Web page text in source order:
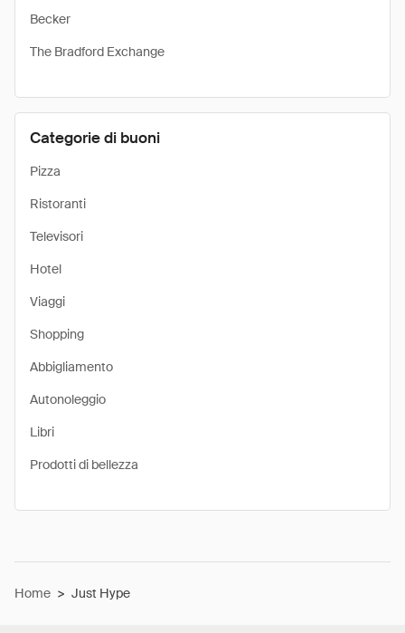
Becker
The Bradford Exchange
Categorie di buoni
Pizza
Ristoranti
Televisori
Hotel
Viaggi
Shopping
Abbigliamento
Autonoleggio
Libri
Prodotti di bellezza
Home > Just Hype